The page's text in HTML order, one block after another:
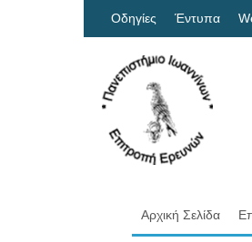
Οδηγίες Έντυπα
Αρχική Σελίδα